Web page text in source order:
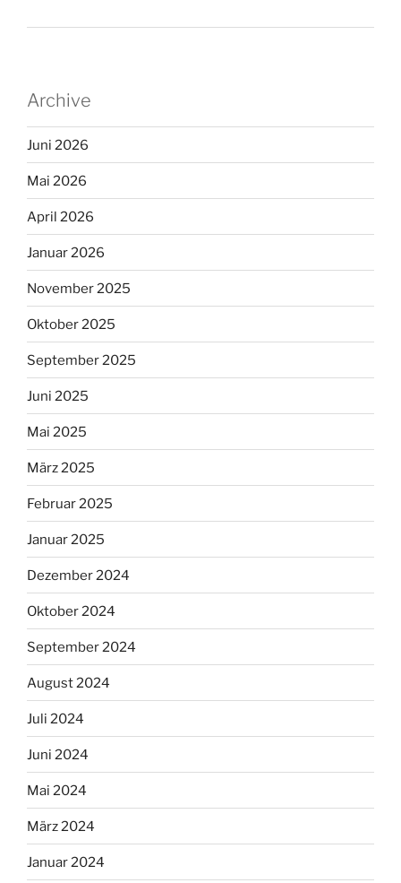
Archive
Juni 2026
Mai 2026
April 2026
Januar 2026
November 2025
Oktober 2025
September 2025
Juni 2025
Mai 2025
März 2025
Februar 2025
Januar 2025
Dezember 2024
Oktober 2024
September 2024
August 2024
Juli 2024
Juni 2024
Mai 2024
März 2024
Januar 2024